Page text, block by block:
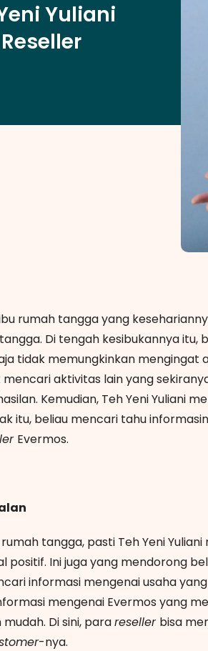
Yuliani
rumah tangga yang
Di tengah kesibukannya itu,
tidak memungkinkan mengingat
aktivitas lain yang
Kemudian, Teh Yeni Yuliani
itu, beliau mencari tahu
Evermos.
tangga, pasti Teh Yeni
Ini juga yang mendorong
informasi mengenai usaha
mengenai Evermos yang
Di sini, parareseller bisa
-nya.